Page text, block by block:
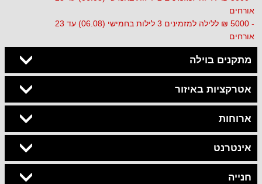
אורחים
- 5000 ₪ ללילה למזמינים 3 לילות בחמישי (06.08) עד 23
אורחים
מתקנים בוילה
אטרקציות באיזור
ארוחות
אינטרנט
חנייה